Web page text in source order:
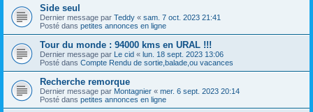
Side seul
Dernier message par Teddy « sam. 7 oct. 2023 21:41
Posté dans petites annonces en ligne
Tour du monde : 94000 kms en URAL !!!
Dernier message par Le cid « lun. 18 sept. 2023 13:06
Posté dans Compte Rendu de sortie,balade,ou vacances
Recherche remorque
Dernier message par Montagnier « mer. 6 sept. 2023 20:14
Posté dans petites annonces en ligne